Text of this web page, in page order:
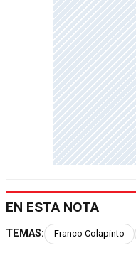
EN ESTA NOTA
TEMAS: Franco Colapinto